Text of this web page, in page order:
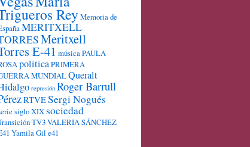
ReyMemoria de
MERITXELL
Meritxell
E-41 músicaPAULA
politicaPRIMERA
MUNDIALQueralt
represión Roger Barrull
RTVESergi Nogués
siglo XIXsociedad
TV3VALERIA SÁNCHEZ
Yamila Gil e41